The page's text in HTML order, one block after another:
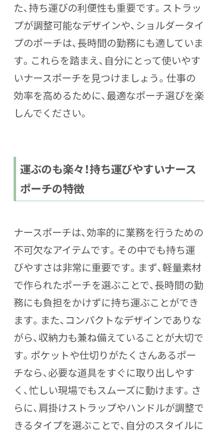
た、持ち運びの利便性も重要です。ストラッ
プが調整可能なデザインや、ショルダータイ
プのポーチは、長時間の勤務にも適していま
す。これらを踏まえ、自分にとって使いやす
いナースポーチを見つけましょう。仕事の
効率を高めるために、最適なポーチ選びを楽
しんでください。
運ぶのも楽々！持ち運びやすいナース
ポーチの特徴
ナースポーチは、効率的に業務を行うための
不可欠なアイテムです。その中でも持ち運
びやすさは非常に重要です。まず、軽量素材
で作られたポーチを選ぶことで、長時間の勤
務にも負担をかけずに持ち運ぶことができ
ます。また、コンパクトなデザインでありな
がら、収納力も兼ね備えていることが大切で
す。ポケットや仕切りがたくさんあるポー
チなら、必要な道具をすぐに取り出しやす
く、忙しい現場でもスムーズに動けます。さ
らに、肩掛けストラップやハンドルが調整で
きるタイプを選ぶことで、自分のスタイルに